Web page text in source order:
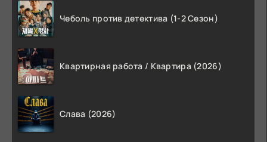
Чеболь против детектива (1-2 Сезон)
Квартирная работа / Квартира (2026)
Слава (2026)